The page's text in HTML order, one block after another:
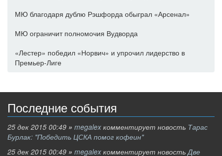
МЮ благодаря дублю Рэшфорда обыграл «Арсенал»
МЮ ограничит полномочия Вудворда
«Лестер» победил «Норвич» и упрочил лидерство в
Премьер-Лиге
Последние события
25 дек 2015 00:49 » megalex комментирует новость Тарас
Бурлак: "Победить ЦСКА помог кофеин"
25 дек 2015 00:49 » megalex комментирует новость Две